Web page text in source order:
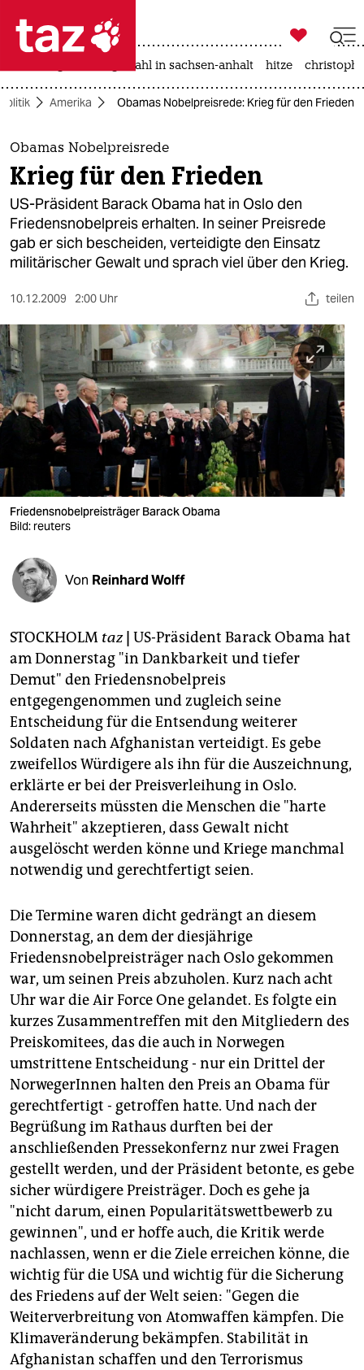
 taz zahl ich
taz zahl ich
themen
politik
öko
gesellschaft
kultur
sport
berlin
nord
wahrheit
verlag
verlag
shop
fragen & hilfe
unterstützen
abo
genossenschaft
epaper login

taz zahl ich
landtagswahl in sachsen-anhalt hitze
Politik Amerika Obamas Nobelpreisrede: Krieg für den Frieden
Obamas Nobelpreisrede
Krieg für den Frieden
US-Präsident Barack Obama hat in Oslo den
Friedensnobelpreis erhalten. In seiner Preisrede
gab er sich bescheiden, verteidigte den Einsatz
militärischer Gewalt und sprach viel über den Krieg.
10.12.2009 2:00 Uhr teilen
Friedensnobelpreisträger Barack Obama
Bild: reuters
Von Reinhard Wolff
STOCKHOLM taz US-Präsident Barack Obama hat
am Donnerstag "in Dankbarkeit und tiefer
Demut" den Friedensnobelpreis
entgegengenommen und zugleich seine
Entscheidung für die Entsendung weiterer
Soldaten nach Afghanistan verteidigt. Es gebe
zweifellos Würdigere als ihn für die Auszeichnung,
erklärte er bei der Preisverleihung in Oslo.
Andererseits müssten die Menschen die "harte
Wahrheit" akzeptieren, dass Gewalt nicht
ausgelöscht werden könne und Kriege manchmal
notwendig und gerechtfertigt seien.
Die Termine waren dicht gedrängt an diesem
Donnerstag, an dem der diesjährige
Friedensnobelpreisträger nach Oslo gekommen
war, um seinen Preis abzuholen. Kurz nach acht
Uhr war die Air Force One gelandet. Es folgte ein
kurzes Zusammentreffen mit den Mitgliedern des
Preiskomitees, das die auch in Norwegen
umstrittene Entscheidung - nur ein Drittel der
NorwegerInnen halten den Preis an Obama für
gerechtfertigt - getroffen hatte. Und nach der
Begrüßung im Rathaus durften bei der
anschließenden Pressekonfernz nur zwei Fragen
gestellt werden, und der Präsident betonte, es gebe
sicher würdigere Preisträger. Doch es gehe ja
"nicht darum, einen Popularitätswettbewerb zu
gewinnen", und er hoffe auch, die Kritik werde
nachlassen, wenn er die Ziele erreichen könne, die
wichtig für die USA und wichtig für die Sicherung
des Friedens auf der Welt seien: "Gegen die
Weiterverbreitung von Atomwaffen kämpfen. Die
Klimaveränderung bekämpfen. Stabilität in
Afghanistan schaffen und den Terrorismus